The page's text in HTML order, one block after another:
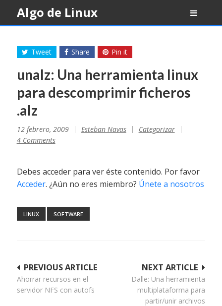
content
Algo de Linux
Tweet Share Pin it
unalz: Una herramienta linux
para descomprimir ficheros
.alz
12 febrero, 2009 Esteban Navas
Categorizar
4 Comments
Debes acceder para ver éste contenido. Por favor
Acceder. ¿Aún no eres miembro? Únete a nosotros
LINUX SOFTWARE
Navegación
de
NEXT ARTICLE
Dalle: Una herramienta
multiplataforma para
partir/unir archivos
PREVIOUS ARTICLE
Ahorrar recursos en el
servidor NFS con autofs